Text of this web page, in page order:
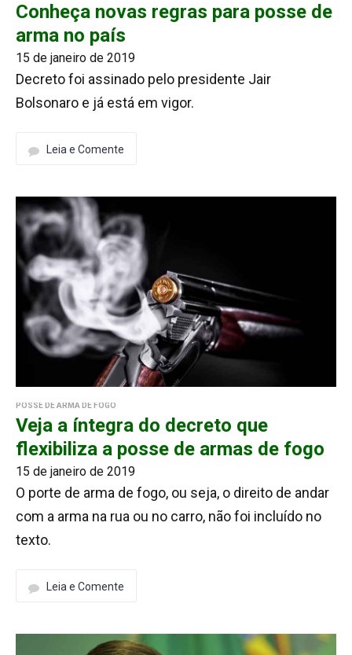
Conheça novas regras para posse de
arma no país
15 de janeiro de 2019
Decreto foi assinado pelo presidente Jair
Bolsonaro e já está em vigor.
Leia e Comente
POSSE DE ARMA DE FOGO
Veja a íntegra do decreto que
flexibiliza a posse de armas de fogo
15 de janeiro de 2019
O porte de arma de fogo, ou seja, o direito de andar
com a arma na rua ou no carro, não foi incluído no
texto.
Leia e Comente